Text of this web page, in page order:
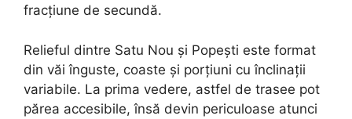
fracțiune de secundă.
Relieful dintre Satu Nou și Popești este format
din văi înguste, coaste și porțiuni cu înclinații
variabile. La prima vedere, astfel de trasee pot
părea accesibile, însă devin periculoase atunci